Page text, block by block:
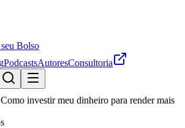
Bolso
PodcastsAutoresConsultoria
Como investir meu dinheiro para render mais